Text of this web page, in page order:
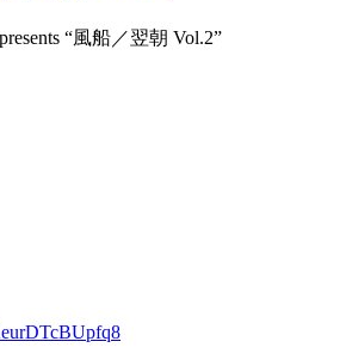
“風船／翌朝 Vol.2”